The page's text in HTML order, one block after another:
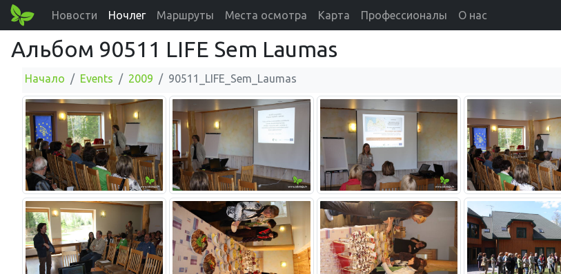
Новости Ночлег Маршруты Места осмотра Карта Профессионалы О нас
Альбом 90511 LIFE Sem Laumas
Начало Events 2009 90511_LIFE_Sem_Laumas